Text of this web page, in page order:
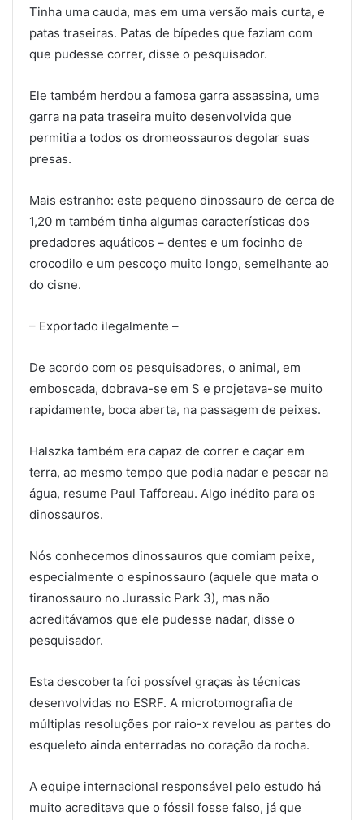
Tinha uma cauda, ​​mas em uma versão mais curta, e
patas traseiras. Patas de bípedes que faziam com
que pudesse correr, disse o pesquisador.
Ele também herdou a famosa garra assassina, uma
garra na pata traseira muito desenvolvida que
permitia a todos os dromeossauros degolar suas
presas.
Mais estranho: este pequeno dinossauro de cerca de
1,20 m também tinha algumas características dos
predadores aquáticos – dentes e um focinho de
crocodilo e um pescoço muito longo, semelhante ao
do cisne.
– Exportado ilegalmente –
De acordo com os pesquisadores, o animal, em
emboscada, dobrava-se em S e projetava-se muito
rapidamente, boca aberta, na passagem de peixes.
Halszka também era capaz de correr e caçar em
terra, ao mesmo tempo que podia nadar e pescar na
água, resume Paul Tafforeau. Algo inédito para os
dinossauros.
Nós conhecemos dinossauros que comiam peixe,
especialmente o espinossauro (aquele que mata o
tiranossauro no Jurassic Park 3), mas não
acreditávamos que ele pudesse nadar, disse o
pesquisador.
Esta descoberta foi possível graças às técnicas
desenvolvidas no ESRF. A microtomografia de
múltiplas resoluções por raio-x revelou as partes do
esqueleto ainda enterradas no coração da rocha.
A equipe internacional responsável pelo estudo há
muito acreditava que o fóssil fosse falso, já que